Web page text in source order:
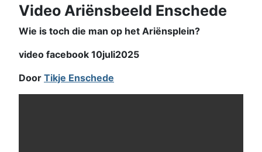
Video Ariënsbeeld Enschede
Wie is toch die man op het Ariënsplein?
video facebook 10juli2025
Door Tikje Enschede